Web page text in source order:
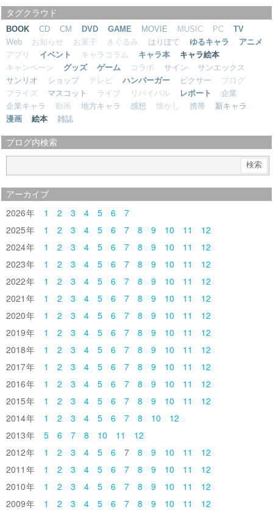
タグクラウド
BOOK CD CM DVD GAME MOVIE MUSIC PC
TV
Web
お知らせ お菓子 きぐるみ はりぼて ゆるキャラ
アニメ
アプリ
イベント キャラコラム キャラ本
キャラ絵本
キャンペーン
グッズ ゲーム コラボ サイン
サンエックス
サンリオ
ショップ テレビ ハンバーガー ピクサー
ブログ
プライズ
マスコット ライブ リバイバル レポート
企業
企業キャラ
動画 地方キャラ 感想 懐かし 携帯
新キャラ
漫画
絵本 雑誌
ブログ内検索
アーカイブ
2026 1 2 3 4 5 6
7
2025
1 2 3 4 5 6 7 8 9 10 11
12
2024
1 2 3 4 5 6 7 8 9 10 11
12
2023
1 2 3 4 5 6 7 8 9 10 11
12
2022
1 2 3 4 5 6 7 8 9 10 11
12
2021
1 2 3 4 5 6 7 8 9 10 11
12
2020
1 2 3 4 5 6 7 8 9 10 11
12
2019
1 2 3 4 5 6 7 8 9 10 11
12
2018
1 2 3 4 5 6 7 8 9 10 11
12
2017
1 2 3 4 5 6 7 8 9 10 11
12
2016
1 2 3 4 5 6 7 8 9 10 11
12
2015
1 2 3 4 5 6 7 8 9 10 11
12
2014
1 2 3 4 5 6 7 8 10
12
2013
5 6 7 8 10 11
12
2012
1 2 3 4 5 6 7 8 9 10 11
12
2011
1 2 3 4 5 6 7 8 9 10 11
12
2010
1 2 3 4 5 6 7 8 9 10 11
12
2009
1 2 3 4 5 6 7 8 9 10 11
12